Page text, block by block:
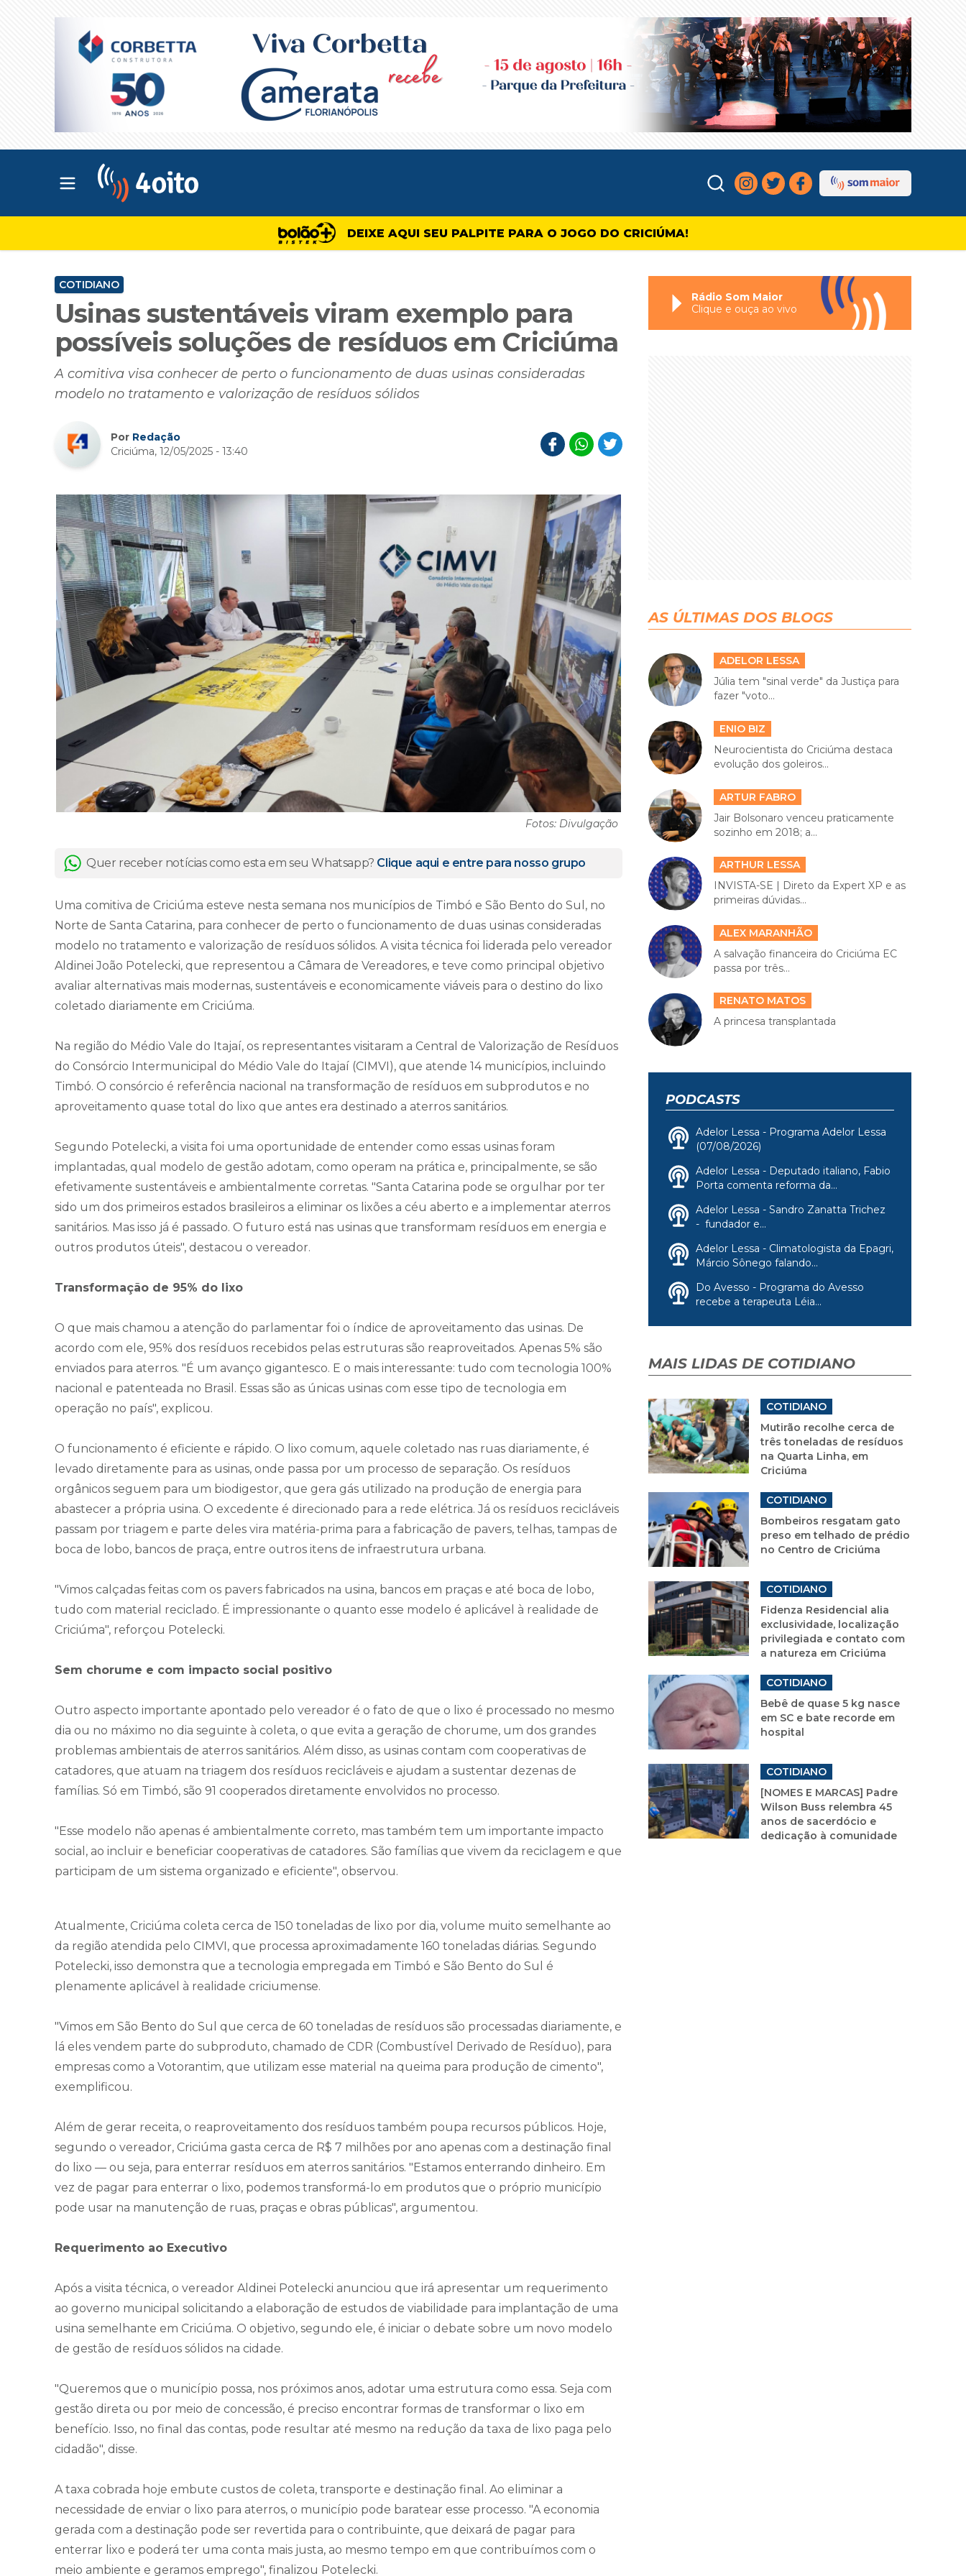
Abrir menu principal
DEIXE AQUI SEU PALPITE PARA O JOGO DO CRICIÚMA!
COTIDIANO
Usinas sustentáveis viram exemplo para
possíveis soluções de resíduos em Criciúma
A comitiva visa conhecer de perto o funcionamento de duas usinas consideradas
modelo no tratamento e valorização de resíduos sólidos
Por Redação
Criciúma, 12/05/2025 - 13:40
Fotos: Divulgação
Quer receber notícias como esta em seu Whatsapp? Clique aqui e entre para nosso grupo
Uma comitiva de Criciúma esteve nesta semana nos municípios de Timbó e São Bento do Sul, no
Norte de Santa Catarina, para conhecer de perto o funcionamento de duas usinas consideradas
modelo no tratamento e valorização de resíduos sólidos. A visita técnica foi liderada pelo vereador
Aldinei João Potelecki, que representou a Câmara de Vereadores, e teve como principal objetivo
avaliar alternativas mais modernas, sustentáveis e economicamente viáveis para o destino do lixo
coletado diariamente em Criciúma.
Na região do Médio Vale do Itajaí, os representantes visitaram a Central de Valorização de Resíduos
do Consórcio Intermunicipal do Médio Vale do Itajaí (CIMVI), que atende 14 municípios, incluindo
Timbó. O consórcio é referência nacional na transformação de resíduos em subprodutos e no
aproveitamento quase total do lixo que antes era destinado a aterros sanitários.
Segundo Potelecki, a visita foi uma oportunidade de entender como essas usinas foram
implantadas, qual modelo de gestão adotam, como operam na prática e, principalmente, se são
efetivamente sustentáveis e ambientalmente corretas. "Santa Catarina pode se orgulhar por ter
sido um dos primeiros estados brasileiros a eliminar os lixões a céu aberto e a implementar aterros
sanitários. Mas isso já é passado. O futuro está nas usinas que transformam resíduos em energia e
outros produtos úteis", destacou o vereador.
Transformação de 95% do lixo
O que mais chamou a atenção do parlamentar foi o índice de aproveitamento das usinas. De
acordo com ele, 95% dos resíduos recebidos pelas estruturas são reaproveitados. Apenas 5% são
enviados para aterros. "É um avanço gigantesco. E o mais interessante: tudo com tecnologia 100%
nacional e patenteada no Brasil. Essas são as únicas usinas com esse tipo de tecnologia em
operação no país", explicou.
O funcionamento é eficiente e rápido. O lixo comum, aquele coletado nas ruas diariamente, é
levado diretamente para as usinas, onde passa por um processo de separação. Os resíduos
orgânicos seguem para um biodigestor, que gera gás utilizado na produção de energia para
abastecer a própria usina. O excedente é direcionado para a rede elétrica. Já os resíduos recicláveis
passam por triagem e parte deles vira matéria-prima para a fabricação de pavers, telhas, tampas de
boca de lobo, bancos de praça, entre outros itens de infraestrutura urbana.
"Vimos calçadas feitas com os pavers fabricados na usina, bancos em praças e até boca de lobo,
tudo com material reciclado. É impressionante o quanto esse modelo é aplicável à realidade de
Criciúma", reforçou Potelecki.
Sem chorume e com impacto social positivo
Outro aspecto importante apontado pelo vereador é o fato de que o lixo é processado no mesmo
dia ou no máximo no dia seguinte à coleta, o que evita a geração de chorume, um dos grandes
problemas ambientais de aterros sanitários. Além disso, as usinas contam com cooperativas de
catadores, que atuam na triagem dos resíduos recicláveis e ajudam a sustentar dezenas de
famílias. Só em Timbó, são 91 cooperados diretamente envolvidos no processo.
"Esse modelo não apenas é ambientalmente correto, mas também tem um importante impacto
social, ao incluir e beneficiar cooperativas de catadores. São famílias que vivem da reciclagem e que
participam de um sistema organizado e eficiente", observou.
Atualmente, Criciúma coleta cerca de 150 toneladas de lixo por dia, volume muito semelhante ao
da região atendida pelo CIMVI, que processa aproximadamente 160 toneladas diárias. Segundo
Potelecki, isso demonstra que a tecnologia empregada em Timbó e São Bento do Sul é
plenamente aplicável à realidade criciumense.
"Vimos em São Bento do Sul que cerca de 60 toneladas de resíduos são processadas diariamente, e
lá eles vendem parte do subproduto, chamado de CDR (Combustível Derivado de Resíduo), para
empresas como a Votorantim, que utilizam esse material na queima para produção de cimento",
exemplificou.
Além de gerar receita, o reaproveitamento dos resíduos também poupa recursos públicos. Hoje,
segundo o vereador, Criciúma gasta cerca de R$ 7 milhões por ano apenas com a destinação final
do lixo — ou seja, para enterrar resíduos em aterros sanitários. "Estamos enterrando dinheiro. Em
vez de pagar para enterrar o lixo, podemos transformá-lo em produtos que o próprio município
pode usar na manutenção de ruas, praças e obras públicas", argumentou.
Requerimento ao Executivo
Após a visita técnica, o vereador Aldinei Potelecki anunciou que irá apresentar um requerimento
ao governo municipal solicitando a elaboração de estudos de viabilidade para implantação de uma
usina semelhante em Criciúma. O objetivo, segundo ele, é iniciar o debate sobre um novo modelo
de gestão de resíduos sólidos na cidade.
"Queremos que o município possa, nos próximos anos, adotar uma estrutura como essa. Seja com
gestão direta ou por meio de concessão, é preciso encontrar formas de transformar o lixo em
benefício. Isso, no final das contas, pode resultar até mesmo na redução da taxa de lixo paga pelo
cidadão", disse.
A taxa cobrada hoje embute custos de coleta, transporte e destinação final. Ao eliminar a
necessidade de enviar o lixo para aterros, o município pode baratear esse processo. "A economia
gerada com a destinação pode ser revertida para o contribuinte, que deixará de pagar para
enterrar lixo e poderá ter uma conta mais justa, ao mesmo tempo em que contribuímos com o
meio ambiente e geramos emprego", finalizou Potelecki.
Rádio Som Maior
Clique e ouça ao vivo
AS ÚLTIMAS DOS BLOGS
ADELOR LESSA
Júlia tem "sinal verde" da Justiça para
fazer "voto...
ENIO BIZ
Neurocientista do Criciúma destaca
evolução dos goleiros...
ARTUR FABRO
Jair Bolsonaro venceu praticamente
sozinho em 2018; a...
ARTHUR LESSA
INVISTA-SE | Direto da Expert XP e as
primeiras dúvidas...
ALEX MARANHÃO
A salvação financeira do Criciúma EC
passa por três...
RENATO MATOS
A princesa transplantada
PODCASTS
Adelor Lessa - Programa Adelor Lessa
(07/08/2026)
Adelor Lessa - Deputado italiano, Fabio
Porta comenta reforma da...
Adelor Lessa - Sandro Zanatta Trichez
- fundador e...
Adelor Lessa - Climatologista da Epagri,
Márcio Sônego falando...
Do Avesso - Programa do Avesso
recebe a terapeuta Léia...
MAIS LIDAS DE COTIDIANO
COTIDIANO
Mutirão recolhe cerca de
três toneladas de resíduos
na Quarta Linha, em
Criciúma
COTIDIANO
Bombeiros resgatam gato
preso em telhado de prédio
no Centro de Criciúma
COTIDIANO
Fidenza Residencial alia
exclusividade, localização
privilegiada e contato com
a natureza em Criciúma
COTIDIANO
Bebê de quase 5 kg nasce
em SC e bate recorde em
hospital
COTIDIANO
[NOMES E MARCAS] Padre
Wilson Buss relembra 45
anos de sacerdócio e
dedicação à comunidade